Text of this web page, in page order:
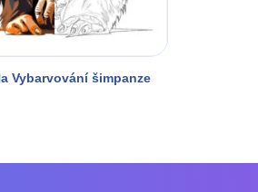
Vybarvování šimpanze